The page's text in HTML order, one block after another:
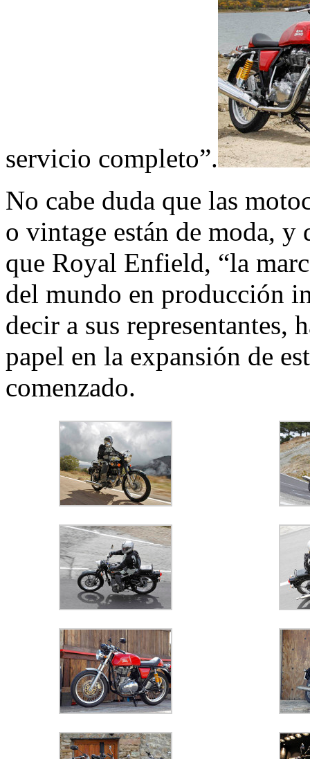
servicio completo”.
No cabe duda que las
o vintage están de moda, y
que Royal Enfield, “la
del mundo en producción
decir a sus representantes,
papel en la expansión de
comenzado.